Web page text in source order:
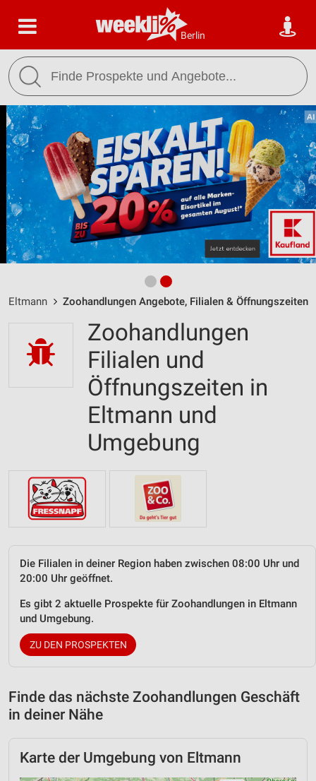
Berlin
Eltmann Zoohandlungen Angebote, Filialen & Öffnungszeiten
Zoohandlungen
Filialen und
Öffnungszeiten in
Eltmann und
Umgebung
Die Filialen in deiner Region haben zwischen 08:00 Uhr und
20:00 Uhr geöffnet.
Es gibt 2 aktuelle Prospekte für Zoohandlungen in Eltmann
und Umgebung.
ZU DEN PROSPEKTEN
Finde das nächste Zoohandlungen Geschäft
in deiner Nähe
Karte der Umgebung von Eltmann